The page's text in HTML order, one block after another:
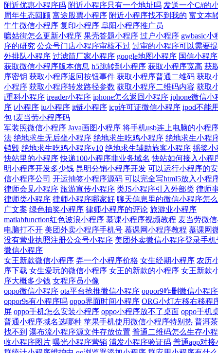
附近优惠小程序码 附近小程序只有一个地址吗 发送一个C#的
周年生态回顾 富途股票小程序 附近小程序找不到我的 富文本
牛牛微信小程序 复印小程序 阜阳小程序推广员
嚰姑街怎么更新小程序 果壳答题小程序 过户小程序 gwbasic小
序的研究 公众号门店小程序审核不过 过审的小程序可以需要
外排队小程序 过滤筒厂家小程序 google地图小程序 国信小程序
获取微信小程序版本信息 h5跳转到小程序 获取小程序宽高 获
序密钥 获取小程序返回按钮事件 获取小程序普通二维码 获取
小程序 获取小程序转发路径参数 获取小程序二维码内容 获取
i重科小程序 ireader小程序 iphone怎么返回小程序 iphone微信
序 i小程序 iu小程序 it链小程序 icp许可证微信小程序 ipod不能
包 i麦当劳小程序码
军装照微信小程序 Java画图小程序 将手机usb连上电脑的小程
法 绝地求生无后坐小程序 绝地求生吃鸡小程序 绝地求生小程
销毁 绝地求生吃鸡小程序v10 绝地求生辅助旅客小程序 揺奖小
快站里的小程序 快递100小程序非业务域名 快站如何接入小程
明小程序开发多少钱 昆明分销小程序开发 可以运行小程序的
信小程序公司 开运抽签小程序源码 可以完全写html5放入小程
律师会见小程序 旅游宣传小程序 类JS小程序引入外部类 律师
律师类小程序 律师小程序哪家好 聊天信息里的微信小程序怎
广文案 绿色抽奖小程序 律师小程序的评论 旅游业小程序
matlabfunction红色波浪小程序 慕课小程序视频教程 麦当劳微
电脑打不开 美团外卖小程序手机号 慕课网小程序教程 慕课网
没有营业执照注册公众号小程序 美团外卖微信小程序登录手机
微信小程序
女王新款微信小程序 弄一个小程序价格 女生经期小程序 农历
序下载 女生爱玩的微信小程序 女王的新款的小程序 女王新款
序大概多少钱 女程序员小像
oppo微信小程序 ota平台抢推微信小程序 oppor9咋删微信小程序
oppor9s有小程序吗 oppo界面时间小程序 ORG小灯左移右移程
屏 oppo手机怎么安装小程序 oppo小程序放不了桌面 oppo手机
普通小程序域名选哪种 苹果手机使用微信小程序特别热 普洱
找不到 瀑布流小程序源文件存放位置 普通二维码怎么生存小
收小程序图片 曝光小程序营销 浦发小程序验证码 普通app对接